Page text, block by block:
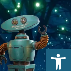
Skip
to
content
פתח סרגל